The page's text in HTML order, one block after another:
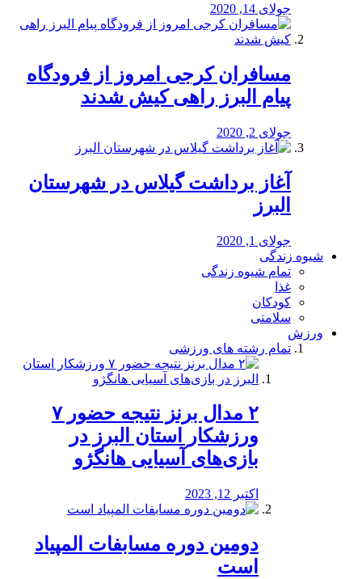
جولای 14, 2020
مسافران کرجی امروز از فرودگاه
پیام البرز راهی کیش شدند
جولای 2, 2020
آغاز برداشت گیلاس در شهرستان
البرز
جولای 1, 2020
شیوه زندگی
تمام شیوه زندگی
غذا
کودکان
سلامتی
ورزش
تمام رشته های ورزشی
۲ مدال برنز نتیجه حضور ۷
ورزشکار استان البرز در
بازی‌های آسیایی هانگژو
اکتبر 12, 2023
دومین دوره مسابفات المپیاد
است